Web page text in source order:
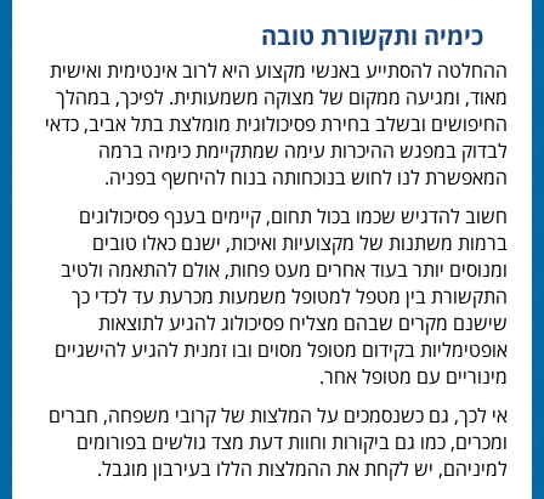
כימיה ותקשורת טובה
ההחלטה להסתייע באנשי מקצוע היא לרוב אינטימית ואישית
מאוד, ומגיעה ממקום של מצוקה משמעותית. לפיכך, במהלך
החיפושים ובשלב בחירתפסיכולוגית מומלצת בתל אביב, כדאי
לבדוק במפגש ההיכרות עימה שמתקיימת כימיה ברמה
המאפשרת לנו לחוש בנוכחותה בנוח להיחשף בפניה.
חשוב להדגיש שכמו בכול תחום, קיימים בענף פסיכולוגים
ברמות משתנות של מקצועיות ואיכות, ישנם כאלו טובים
ומנוסים יותר בעוד אחרים מעט פחות, אולם להתאמה ולטיב
התקשורת בין מטפל למטופל משמעות מכרעת עד לכדי כך
שישנם מקרים שבהם מצליח פסיכולוג להגיע לתוצאות
אופטימליות בקידום מטופל מסוים ובו זמנית להגיע להישגיים
מינוריים עם מטופל אחר.
אי לכך, גם כשנסמכים על המלצות של קרובי משפחה, חברים
ומכרים, כמו גם ביקורות וחוות דעת מצד גולשים בפורומים
למיניהם, יש לקחת את ההמלצות הללו בעירבון מוגבל.